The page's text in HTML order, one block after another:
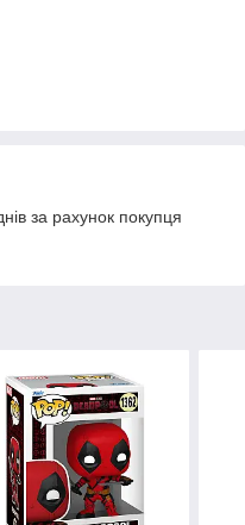
за рахунок покупця